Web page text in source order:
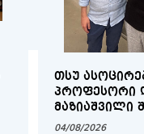
ᲗᲡᲣ
ᲞᲠᲝᲤᲔᲡᲝᲠᲘ
ᲛᲐᲖᲘᲐᲨᲕᲘᲚᲘ
ᲛᲡᲝᲤᲚᲘᲝ
04/08/2026